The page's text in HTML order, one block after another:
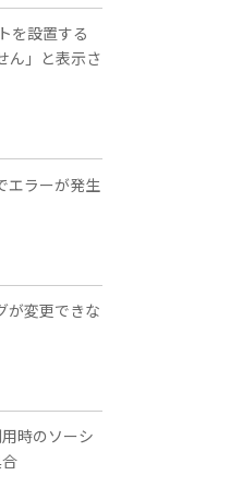
を設置する
ん」と表示さ
エラーが発生
が変更できな
時のソーシ